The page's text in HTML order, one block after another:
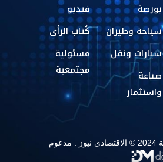
بورصة
سياحة وطيران
سيارات ونقل
صناعة
واستثمار
فيديو
كُتاب الرأي
مسئولية
مجتمعية
جميع الحقوق محفوظة 2024 © الاقتصادي نيوز . مدعوم